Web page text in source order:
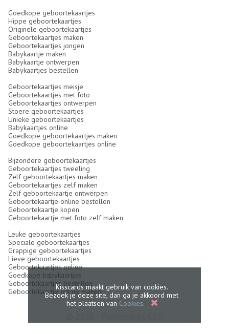
Goedkope geboortekaartjes
Hippe geboortekaartjes
Originele geboortekaartjes
Geboortekaartjes maken
Geboortekaartjes jongen
Babykaartje maken
Babykaartje ontwerpen
Babykaartjes bestellen
Geboortekaartjes meisje
Geboortekaartjes met foto
Geboortekaartjes ontwerpen
Stoere geboortekaartjes
Unieke geboortekaartjes
Babykaartjes online
Goedkope geboortekaartjes maken
Goedkope geboortekaartjes online
Bijzondere geboortekaartjes
Geboortekaartjes tweeling
Zelf geboortekaartjes maken
Geboortekaartjes zelf maken
Zelf geboortekaartje ontwerpen
Geboortekaartje online bestellen
Geboortekaartje kopen
Geboortekaartje met foto zelf maken
Leuke geboortekaartjes
Speciale geboortekaartjes
Grappige geboortekaartjes
Lieve geboortekaartjes
Geboortekaartjes online
Goedkope babykaartjes
Geboortekaartjes bestellen
Geboortekaartje online makenKisscards maakt gebruik van cookies.
Bezoek je deze site, dan ga je akkoord met
het plaatsen van Cookies.